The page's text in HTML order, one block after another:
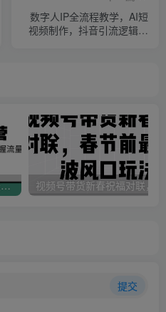
数字人IP全流程教学，AI短
视频制作，抖音引流逻辑，
AI短视频创作运营，揭秘算法、文案创作与私域引流，助你掌握流量密码
提交